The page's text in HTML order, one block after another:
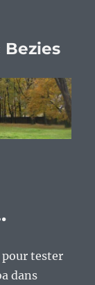
pour tester
dans